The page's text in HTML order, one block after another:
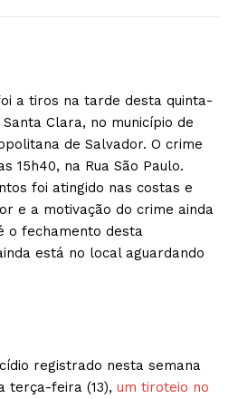
a tiros na tarde desta quinta-
Clara, no município de
de Salvador. O crime
15h40, na Rua São Paulo.
foi atingido nas costas e
e a motivação do crime ainda
o fechamento desta
está no local aguardando
registrado nesta semana
terça-feira (13), um tiroteio no